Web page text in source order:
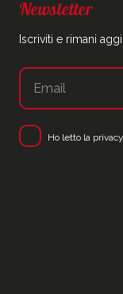
Newsletter
Iscriviti e rimani
Ho letto la